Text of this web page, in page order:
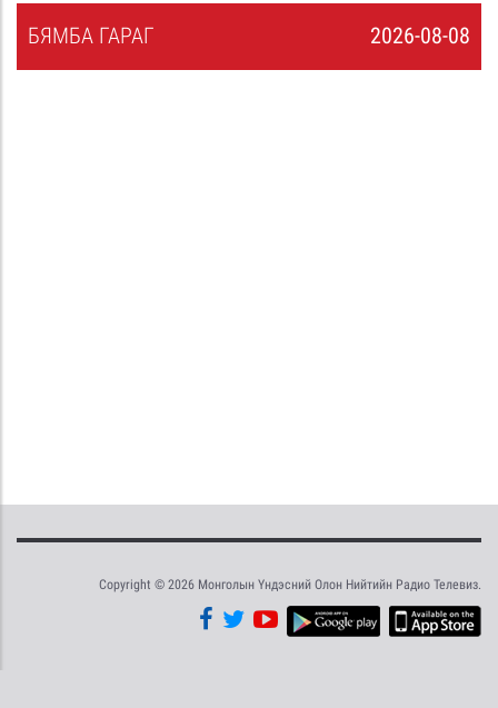
2026-08-08
БЯМБА ГАРАГ
Copyright © 2026 Монголын Үндэсний Олон Нийтийн Радио Телевиз.